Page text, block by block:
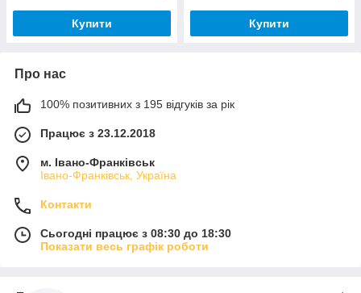
Купити Купити
Про нас
100% позитивних з 195 відгуків за рік
Працює з 23.12.2018
м. Івано-Франківськ
Івано-Франківськ, Україна
Контакти
Сьогодні працює з 08:30 до 18:30
Показати весь графік роботи